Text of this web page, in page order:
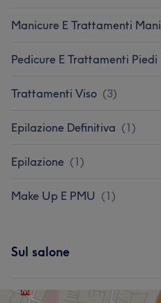
Manicure E Trattamenti Mani
Pedicure E Trattamenti Piedi
Trattamenti Viso (3)
Epilazione Definitiva (1)
Epilazione (1)
Make Up E PMU (1)
Sul salone